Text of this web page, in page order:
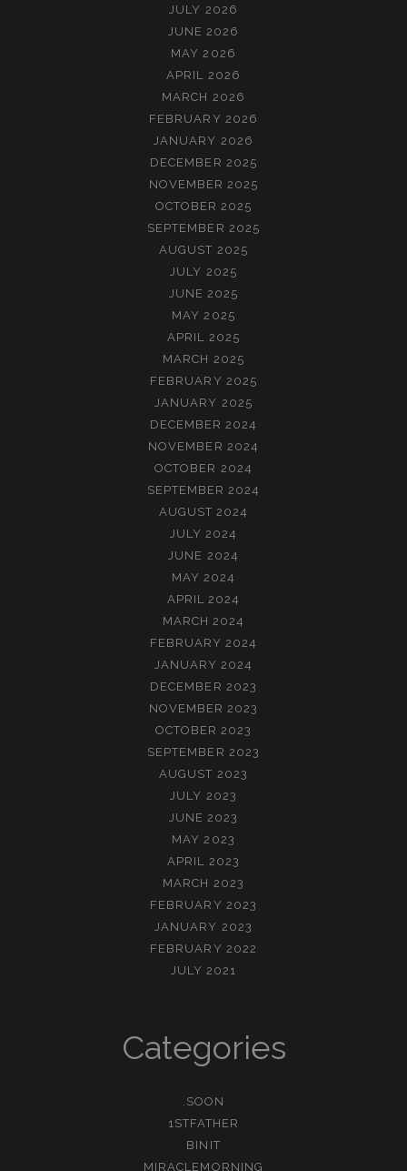
JULY 2026
JUNE 2026
MAY 2026
APRIL 2026
MARCH 2026
FEBRUARY 2026
JANUARY 2026
DECEMBER 2025
NOVEMBER 2025
OCTOBER 2025
SEPTEMBER 2025
AUGUST 2025
JULY 2025
JUNE 2025
MAY 2025
APRIL 2025
MARCH 2025
FEBRUARY 2025
JANUARY 2025
DECEMBER 2024
NOVEMBER 2024
OCTOBER 2024
SEPTEMBER 2024
AUGUST 2024
JULY 2024
JUNE 2024
MAY 2024
APRIL 2024
MARCH 2024
FEBRUARY 2024
JANUARY 2024
DECEMBER 2023
NOVEMBER 2023
OCTOBER 2023
SEPTEMBER 2023
AUGUST 2023
JULY 2023
JUNE 2023
MAY 2023
APRIL 2023
MARCH 2023
FEBRUARY 2023
JANUARY 2023
FEBRUARY 2022
JULY 2021
Categories
.SOON
1STFATHER
BINIT
MIRACLEMORNING